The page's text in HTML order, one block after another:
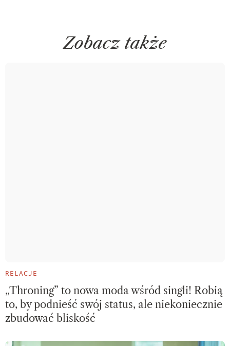
Zobacz także
RELACJE
„Throning” to nowa moda wśród singli! Robią
to, by podnieść swój status, ale niekoniecznie
zbudować bliskość